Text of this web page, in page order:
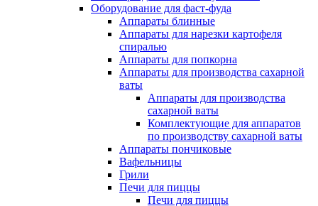
Оборудование для фаст-фуда
Аппараты блинные
Аппараты для нарезки картофеля
спиралью
Аппараты для попкорна
Аппараты для производства сахарной
ваты
Аппараты для производства
сахарной ваты
Комплектующие для аппаратов
по производству сахарной ваты
Аппараты пончиковые
Вафельницы
Грили
Печи для пиццы
Печи для пиццы